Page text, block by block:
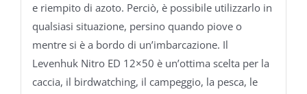
e riempito di azoto. Perciò, è possibile utilizzarlo in
qualsiasi situazione, persino quando piove o
mentre si è a bordo di un’imbarcazione. Il
Levenhuk Nitro ED 12×50 è un’ottima scelta per la
caccia, il birdwatching, il campeggio, la pesca, le